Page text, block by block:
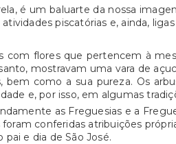
é um baluarte da nossa
piscatórias e, ainda,
com flores que pertencem à
mostravam uma vara de
bem como a sua pureza. Os
e, por isso, em algumas
as Freguesias e a
conferidas atribuições
pai e dia de São José.